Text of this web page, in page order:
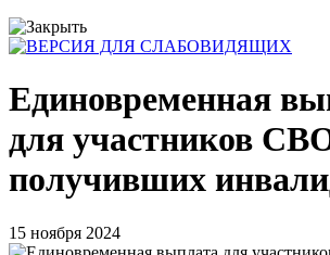
Единовременная
для участников
получивших
15 ноября 2024